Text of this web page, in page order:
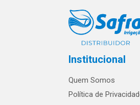
Institucional
Quem Somos
Política de